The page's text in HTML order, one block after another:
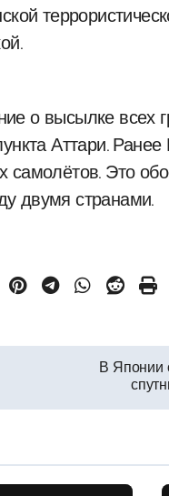
о высылке всех
Аттари.
Это
двумя странами.
В Японии